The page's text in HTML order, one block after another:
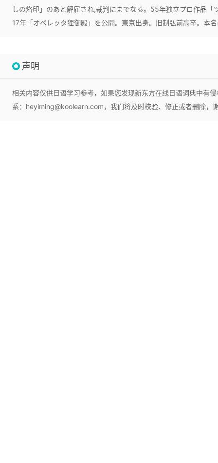
しの烙印」のあと解雇され,裁判にまでなる。55年独立プロ作品「
17年「オペレッタ狸御殿」を公開。東京出身。旧制弘前高卒。本
声明
相关内容仅供日语学习参考，如果您发现新东方在线日语词典中有
系：heyiming@koolearn.com，我们将及时校验、修正或者删除，